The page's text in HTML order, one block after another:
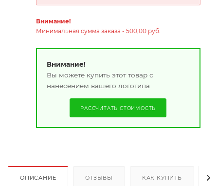
Внимание!
Минимальная сумма заказа - 500,00 руб.
Внимание!
Вы можете купить этот товар с
нанесением вашего логотипа
РАССЧИТАТЬ СТОИМОСТЬ
ОПИСАНИЕ ОТЗЫВЫ КАК КУПИТЬ